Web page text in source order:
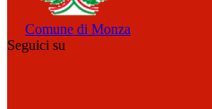
Comune di Monza
Seguici su